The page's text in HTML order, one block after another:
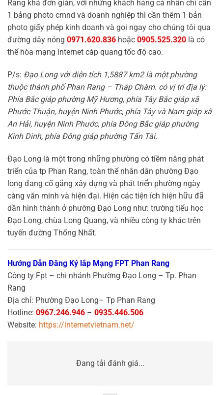
Rang khá đơn giản, với những khách hàng cá nhân chỉ cần
1 bảng photo cmnd và doanh nghiệp thì cần thêm 1 bản
photo giấy phép kinh doanh và gọi ngay cho chúng tôi qua
đường dây nóng 0971.620.836 hoặc 0905.525.320 là có
thể hòa mạng internet cáp quang tốc độ cao.
P/s: Đạo Long với diện tích 1,5887 km2 là một phường
thuộc thành phố Phan Rang – Tháp Chàm. có vị trí địa lý:
Phía Bắc giáp phường Mỹ Hương, phía Tây Bắc giáp xã
Phước Thuận, huyện Ninh Phước, phía Tây và Nam giáp xã
An Hải, huyện Ninh Phước, phía Đông Bắc giáp phường
Kinh Dinh, phía Đông giáp phường Tấn Tài.
Đạo Long là một trong những phường có tiềm năng phát
triển của tp Phan Rang, toàn thể nhân dân phường Đạo
long đang cố gắng xây dựng và phát triển phường ngày
càng văn minh và hiện đại. Hiện các tiện ích hiện hữu đã
dần hình thành ở phường Đạo Long như: trường tiểu học
Đạo Long, chùa Long Quang, và nhiều công ty khác trên
tuyến đường Thống Nhất.
Hướng Dẫn Đăng Ký lắp Mạng FPT Phan Rang
Công ty Fpt – chi nhánh Phường Đạo Long – Tp. Phan
Rang
Địa chỉ: Phường Đạo Long– Tp Phan Rang
Hotline: 0967.246.946 – 0935.446.506
Website: https://internetvietnam.net/
Đang tải đánh giá...